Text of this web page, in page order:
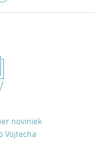
noviniek
Vojtecha